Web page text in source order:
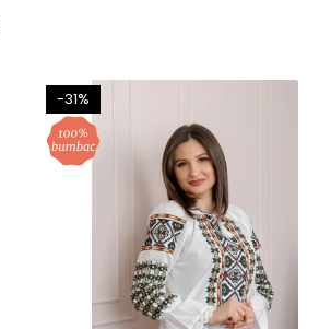
-31%